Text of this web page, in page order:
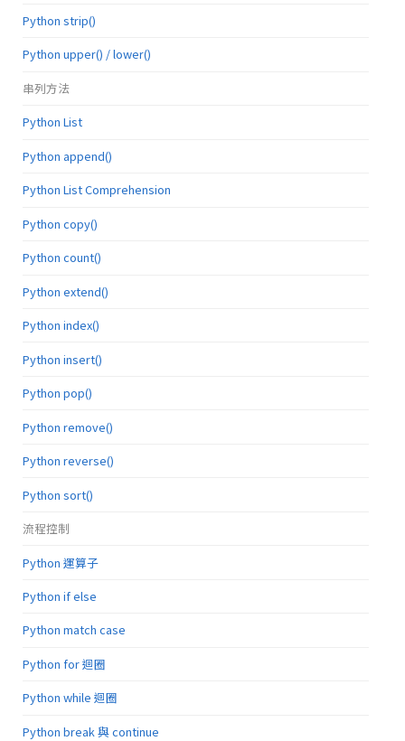
Python strip()
Python upper() / lower()
串列方法
Python List
Python append()
Python List Comprehension
Python copy()
Python count()
Python extend()
Python index()
Python insert()
Python pop()
Python remove()
Python reverse()
Python sort()
流程控制
Python 運算子
Python if else
Python match case
Python for 迴圈
Python while 迴圈
Python break 與 continue